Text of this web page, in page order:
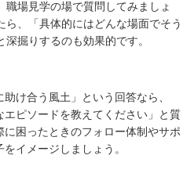
職場見学の場で質問してみましょ
ら、「具体的にはどんな場面でそう
深掘りするのも効果的です。
助け合う風土」という回答なら、
エピソードを教えてください」と質
に困ったときのフォロー体制やサポ
をイメージしましょう。